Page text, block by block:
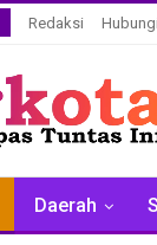
Redaksi
Daerah